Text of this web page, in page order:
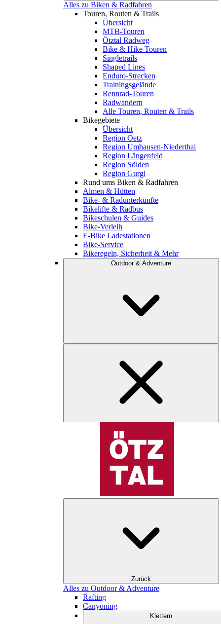
Alles zu Biken & Radfahren
Touren, Routen & Trails
Übersicht
MTB-Touren
Ötztal Radweg
Bike & Hike Touren
Singletrails
Shaped Lines
Enduro-Strecken
Trainingsgelände
Rennrad-Touren
Radwandern
Alle Touren, Routen & Trails
Bikegebiete
Übersicht
Region Oetz
Region Umhausen-Niederthai
Region Längenfeld
Region Sölden
Region Gurgl
Rund ums Biken & Radfahren
Almen & Hütten
Bike- & Radunterkünfte
Bikelifte & Radbus
Bikeschulen & Guides
Bike-Verleih
E-Bike Ladestationen
Bike-Service
Bikeregeln, Sicherheit & Mehr
Outdoor & Adventure
Zurück
Alles zu Outdoor & Adventure
Rafting
Canyoning
Klettern